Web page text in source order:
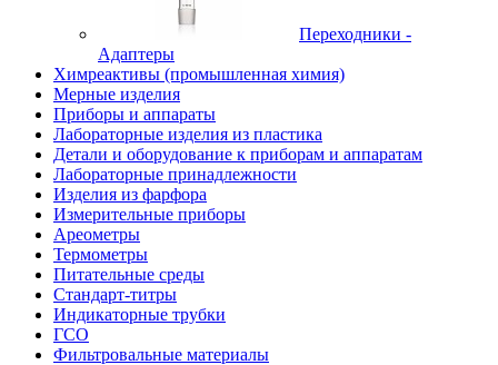
Переходники -
Адаптеры
Химреактивы (промышленная химия)
Мерные изделия
Приборы и аппараты
Лабораторные изделия из пластика
Детали и оборудование к приборам и аппаратам
Лабораторные принадлежности
Изделия из фарфора
Измерительные приборы
Ареометры
Термометры
Питательные среды
Стандарт-титры
Индикаторные трубки
ГСО
Фильтровальные материалы